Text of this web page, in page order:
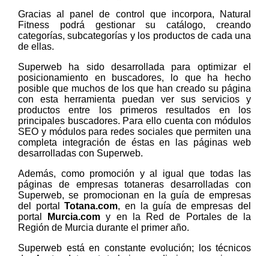
Gracias al panel de control que incorpora, Natural
Fitness podrá gestionar su catálogo, creando
categorías, subcategorías y los productos de cada una
de ellas.
Superweb ha sido desarrollada para optimizar el
posicionamiento en buscadores, lo que ha hecho
posible que muchos de los que han creado su página
con esta herramienta puedan ver sus servicios y
productos entre los primeros resultados en los
principales buscadores. Para ello cuenta con módulos
SEO y módulos para redes sociales que permiten una
completa integración de éstas en las páginas web
desarrolladas con Superweb.
Además, como promoción y al igual que todas las
páginas de empresas totaneras desarrolladas con
Superweb, se promocionan en la guía de empresas
del portalTotana.com, en la guía de empresas del
portal
Murcia.com y en la Red de Portales de la
Región de Murcia durante el primer año.
Superweb está en constante evolución; los técnicos